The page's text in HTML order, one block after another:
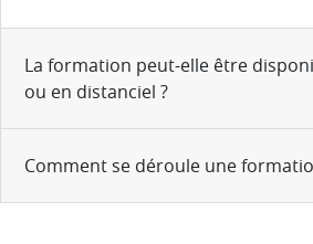
La formation peut-elle être
ou en distanciel ?
Comment se déroule une